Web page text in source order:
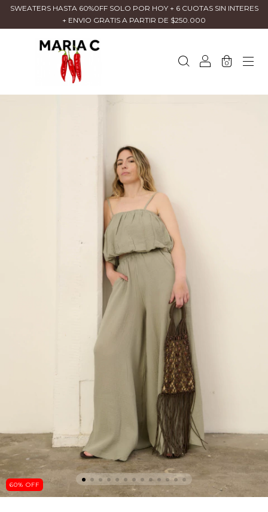
SWEATERS HASTA 60%0FF SOLO POR HOY + 6 CUOTAS SIN INTERES
+ ENVIO GRATIS A PARTIR DE $250.000
0
60% OFF